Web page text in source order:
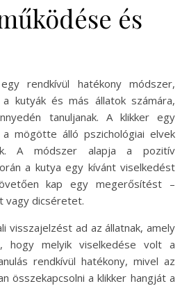
és
rendkívül hatékony módszer,
kutyák és más állatok számára,
tanuljanak. A klikker egy
mögötte álló pszichológiai elvek
A módszer alapja a pozitív
a kutya egy kívánt viselkedést
kap egy megerősítést –
vagy dicséretet.
visszajelzést ad az állatnak, amely
hogy melyik viselkedése volt a
rendkívül hatékony, mivel az
összekapcsolni a klikker hangját a